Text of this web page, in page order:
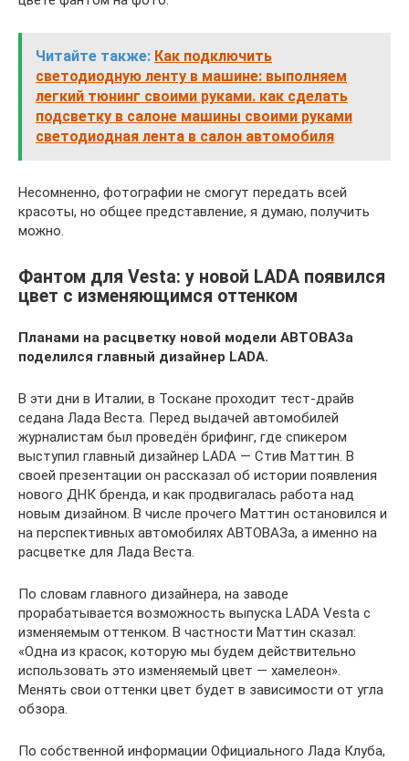
Читайте также: Как подключить
светодиодную ленту в машине: выполняем
легкий тюнинг своими руками. как сделать
подсветку в салоне машины своими руками
светодиодная лента в салон автомобиля
Несомненно, фотографии не смогут передать всей
красоты, но общее представление, я думаю, получить
можно.
Фантом для Vesta: у новой LADA появился
цвет с изменяющимся оттенком
Планами на расцветку новой модели АВТОВАЗа
поделился главный дизайнер LADA.
В эти дни в Италии, в Тоскане проходит тест-драйв
седана Лада Веста. Перед выдачей автомобилей
журналистам был проведён брифинг, где спикером
выступил главный дизайнер LADA — Стив Маттин. В
своей презентации он рассказал об истории появления
нового ДНК бренда, и как продвигалась работа над
новым дизайном. В числе прочего Маттин остановился и
на перспективных автомобилях АВТОВАЗа, а именно на
расцветке для Лада Веста.
По словам главного дизайнера, на заводе
прорабатывается возможность выпуска LADA Vesta с
изменяемым оттенком. В частности Маттин сказал:
«Одна из красок, которую мы будем действительно
использовать это изменяемый цвет — хамелеон».
Менять свои оттенки цвет будет в зависимости от угла
обзора.
По собственной информации Официального Лада Клуба,